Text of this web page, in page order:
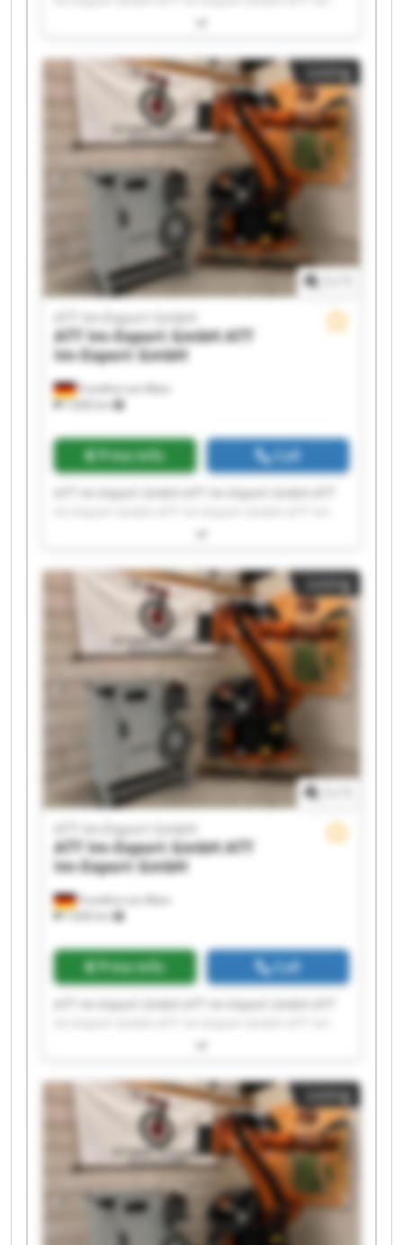
Export GmbH ATT Im-Export GmbH ATT Im-
Export GmbH ATT Im-Export GmbH ATT Im-
Export GmbH ATT Im-Export GmbH ATT Im-
Export GmbH ATT Im-Export GmbH ATT Im-
Export GmbH ATT Im-Export GmbH ATT Im-
Export GmbH ATT Im-Export GmbH ATT Im-
Export GmbH ATT Im-Export GmbH
Listing
Frankfurt am Main
7,836 km
ATT Im-Export GmbH
ATT Im-Export GmbHATT
Im-Export GmbH
Price info Call
ATT Im-Export GmbH ATT Im-Export GmbH ATT
Export GmbH ATT Im-Export GmbH ATT Im-
Export GmbH ATT Im-Export GmbH ATT Im-
Export GmbH ATT Im-Export GmbH ATT Im-
Export GmbH ATT Im-Export GmbH ATT Im-
Export GmbH ATT Im-Export GmbH ATT Im-
Export GmbH ATT Im-Export GmbH ATT Im-
Export GmbH ATT Im-Export GmbH
Listing
Frankfurt am Main
7,836 km
ATT Im-Export GmbH
ATT Im-Export GmbHATT
Im-Export GmbH
Price info Call
ATT Im-Export GmbH ATT Im-Export GmbH ATT
Export GmbH ATT Im-Export GmbH ATT Im-
Export GmbH ATT Im-Export GmbH ATT Im-
Export GmbH ATT Im-Export GmbH ATT Im-
Export GmbH ATT Im-Export GmbH ATT Im-
Export GmbH ATT Im-Export GmbH ATT Im-
Export GmbH ATT Im-Export GmbH ATT Im-
Export GmbH ATT Im-Export GmbH
Listing